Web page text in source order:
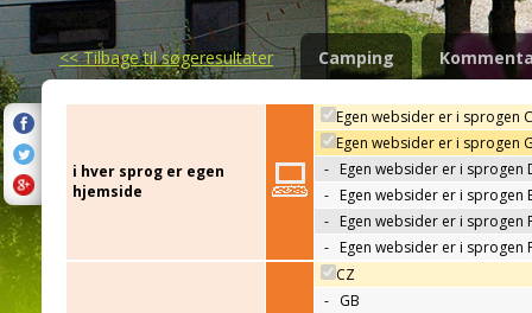
<<Tilbage til søgeresultater Camping
i hver sprog er egen
hjemside
Egen websider er i sprogen
Egen websider er i sprogen
- Egen websider er i sprogen
- Egen websider er i sprogen
- Egen websider er i sprogen
- Egen websider er i sprogen
CZ
- GB